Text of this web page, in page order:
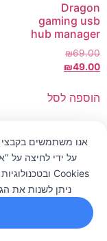
Dragon
gaming usb
hub manager
₪69.00
₪49.00
הוספה לסל
על ידי לחיצה על
Cookies ובטכנולוגיות דומות, כפי שמפורט ב
ניתן לשנות את